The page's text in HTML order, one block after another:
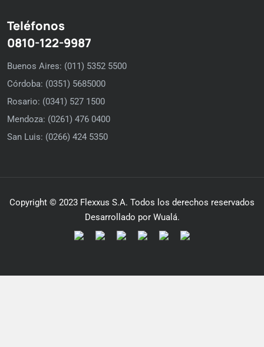
Teléfonos
0810-122-9987
Buenos Aires: (011) 5352 5500
Córdoba: (0351) 5685000
Rosario: (0341) 527 1500
Mendoza: (0261) 476 0400
San Luis: (0266) 424 5350
Copyright © 2023 Flexxus S.A. Todos los derechos reservados
Desarrollado por Wualá.